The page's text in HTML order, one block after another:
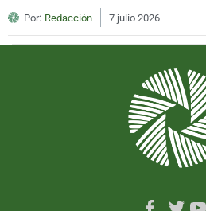
Por: Redacción 7 julio 2026